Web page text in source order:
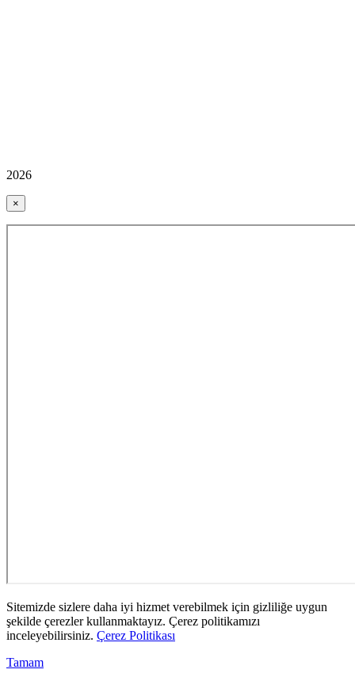
2026
×
Sitemizde sizlere daha iyi hizmet verebilmek için gizliliğe uygun
şekilde çerezler kullanmaktayız. Çerez politikamızı
inceleyebilirsiniz. Çerez Politikası
Tamam